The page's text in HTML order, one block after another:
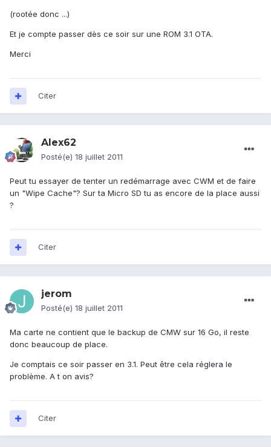
(rootée donc ...)
Et je compte passer dès ce soir sur une ROM 3.1 OTA.
Merci
Citer
Alex62
Posté(e) 18 juillet 2011
Peut tu essayer de tenter un redémarrage avec CWM et de faire
un "Wipe Cache"? Sur ta Micro SD tu as encore de la place aussi
?
Citer
jerom
Posté(e) 18 juillet 2011
Ma carte ne contient que le backup de CMW sur 16 Go, il reste
donc beaucoup de place.
Je comptais ce soir passer en 3.1. Peut être cela réglera le
problème. A t on avis?
Citer